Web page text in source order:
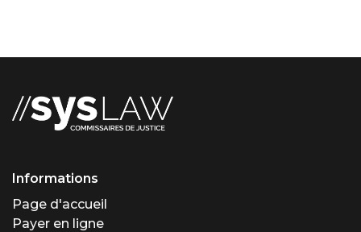
Informations
Page d'accueil
Payer en ligne